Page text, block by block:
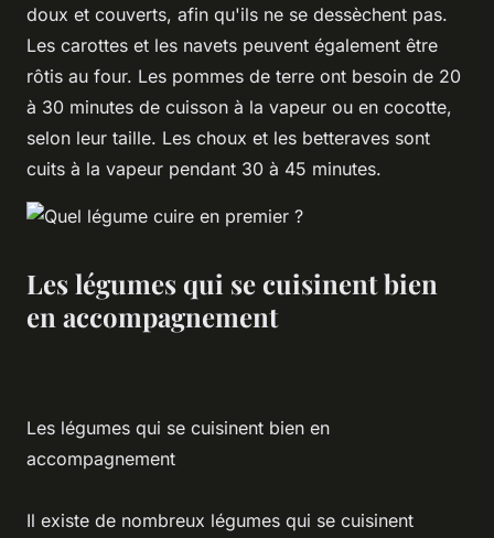
doux et couverts, afin qu'ils ne se dessèchent pas.
Les carottes et les navets peuvent également être
rôtis au four. Les pommes de terre ont besoin de 20
à 30 minutes de cuisson à la vapeur ou en cocotte,
selon leur taille. Les choux et les betteraves sont
cuits à la vapeur pendant 30 à 45 minutes.
Les légumes qui se cuisinent bien
en accompagnement
Les légumes qui se cuisinent bien en
accompagnement
Il existe de nombreux légumes qui se cuisinent